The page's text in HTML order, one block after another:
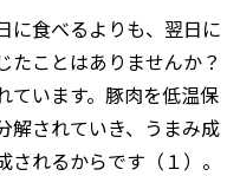
に食べるよりも、翌日に
たことはありませんか？
ています。豚肉を低温保
解されていき、うまみ成
れるからです（１）。